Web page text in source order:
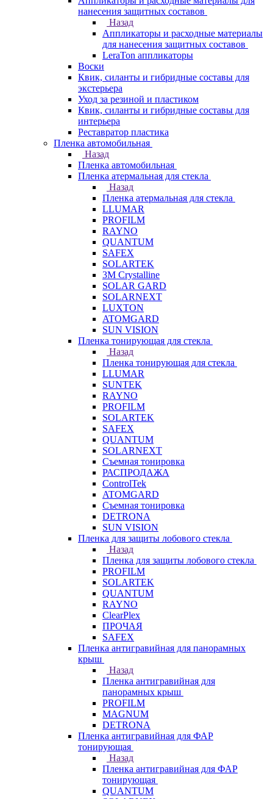
нанесения защитных составов
Назад
Аппликаторы и расходные материалы
для нанесения защитных составов
LeraTon аппликаторы
Воски
Квик, силанты и гибридные составы для
экстерьера
Уход за резиной и пластиком
Квик, силанты и гибридные составы для
интерьера
Реставратор пластика
Пленка автомобильная
Назад
Пленка автомобильная
Пленка атермальная для стекла
Назад
Пленка атермальная для стекла
LLUMAR
PROFILM
RAYNO
QUANTUM
SAFEX
SOLARTEK
3M Crystalline
SOLAR GARD
SOLARNEXT
LUXTON
ATOMGARD
SUN VISION
Пленка тонирующая для стекла
Назад
Пленка тонирующая для стекла
LLUMAR
SUNTEK
RAYNO
PROFILM
SOLARTEK
SAFEX
QUANTUM
SOLARNEXT
Съемная тонировка
РАСПРОДАЖА
ControlTek
ATOMGARD
Съемная тонировка
DETRONA
SUN VISION
Пленка для защиты лобового стекла
Назад
Пленка для защиты лобового стекла
PROFILM
SOLARTEK
QUANTUM
RAYNO
ClearPlex
ПРОЧАЯ
SAFEX
Пленка антигравийная для панорамных
крыш
Назад
Пленка антигравийная для
панорамных крыш
PROFILM
MAGNUM
DETRONA
Пленка антигравийная для ФАР
тонирующая
Назад
Пленка антигравийная для ФАР
тонирующая
QUANTUM